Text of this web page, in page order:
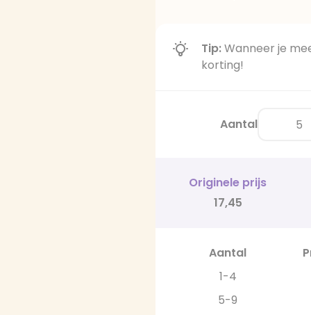
Tip:Wanneer je
korting!
Aantal
Originele prijs
17,45
Aantal
1-4
5-9